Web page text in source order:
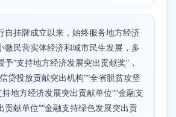
自挂牌成立以来，始终服务地方经济
微民营实体经济和城市民生发展，多
“支持地方经济发展突出贡献奖”，
贷投放贡献突出机构”“全省脱贫攻坚
持地方经济发展突出贡献单位”“金融支
贡献单位”“金融支持绿色发展突出贡